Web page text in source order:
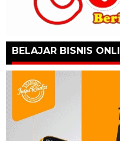
BELAJAR BISNIS